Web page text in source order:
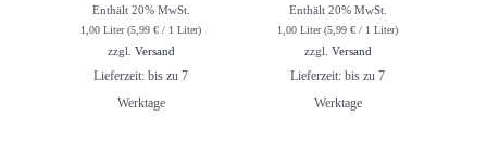
Enthält 20% MwSt.
1,00 Liter (5,99€ / 1 Liter)
zzgl. Versand
Lieferzeit: bis zu 7
Werktage
Enthält 20% MwSt.
1,00 Liter (5,99€ / 1 Liter)
zzgl. Versand
Lieferzeit: bis zu 7
Werktage